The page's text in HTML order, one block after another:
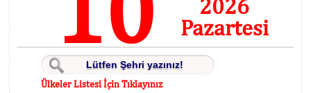
2026
Pazartesi
Ülkeler Listesi İçin Tıklayınız